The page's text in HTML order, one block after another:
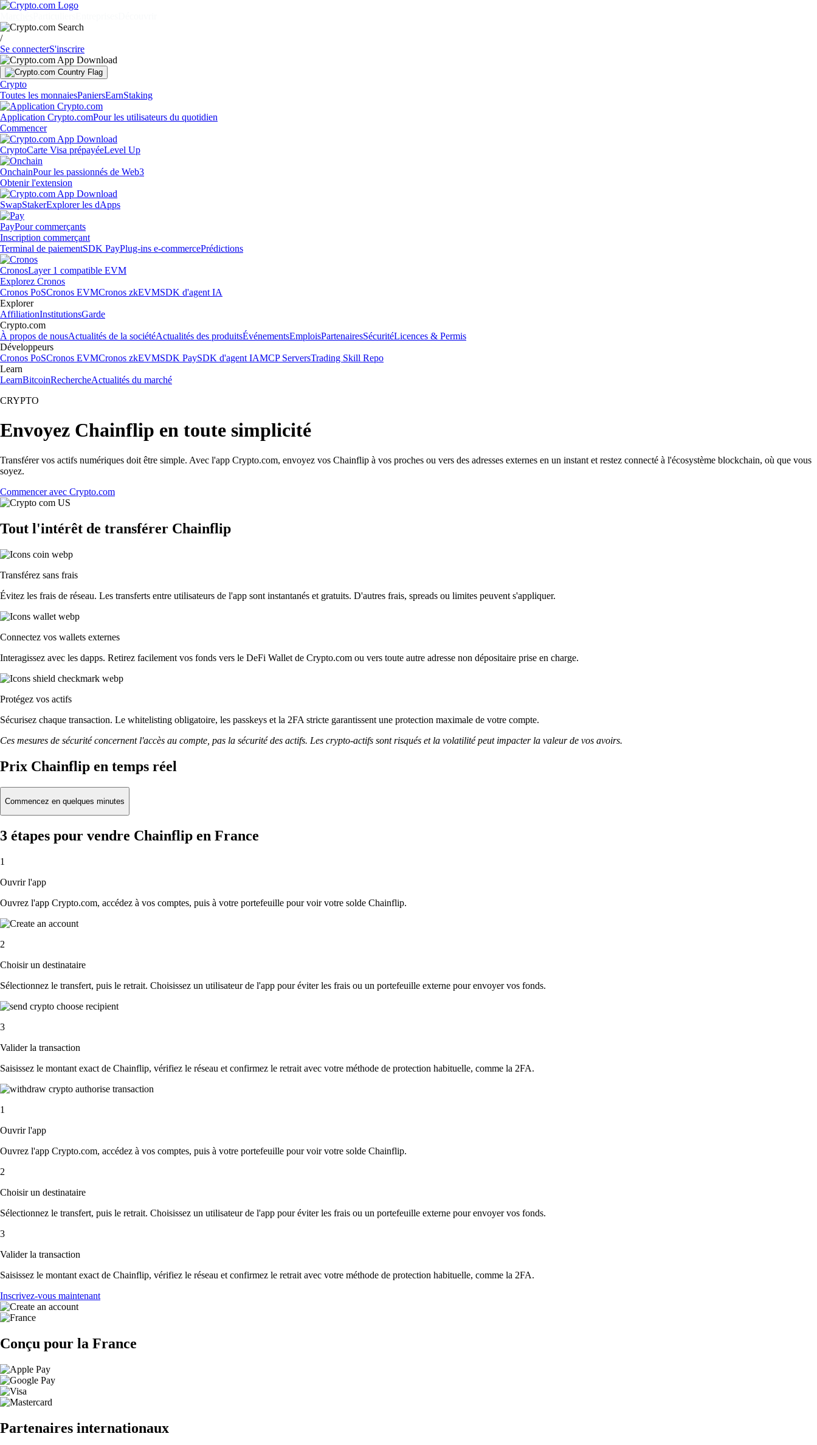
/
Se connecterS'inscrire
Crypto
Toutes les monnaiesPaniersEarnStaking
Application Crypto.comPour les utilisateurs du quotidien
Commencer
CryptoCarte Visa prépayéeLevel Up
OnchainPour les passionnés de Web3
Obtenir l'extension
SwapStakerExplorer les dApps
PayPour commerçants
Inscription commerçant
Terminal de paiementSDK PayPlug-ins e-commercePrédictions
CronosLayer 1 compatible EVM
Explorez Cronos
Cronos PoSCronos EVMCronos zkEVMSDK d'agent IA
Explorer
AffiliationInstitutionsGarde
Crypto.com
À propos de nousActualités de la sociétéActualités des produitsÉvénementsEmploisPartenairesSécuritéLicences & Permis
Développeurs
Cronos PoSCronos EVMCronos zkEVMSDK PaySDK d'agent IAMCP ServersTrading Skill Repo
Learn
LearnBitcoinRechercheActualités du marché
CRYPTO
Envoyez Chainflip en toute simplicité
Transférer vos actifs numériques doit être simple. Avec l'app Crypto.com, envoyez vos Chainflip à vos proches ou vers des adresses externes en un instant et restez connecté à l'écosystème blockchain, où que vous
soyez.
Commencer avec Crypto.com
Tout l'intérêt de transférer Chainflip
Transférez sans frais
Évitez les frais de réseau. Les transferts entre utilisateurs de l'app sont instantanés et gratuits. D'autres frais, spreads ou limites peuvent s'appliquer.
Connectez vos wallets externes
Interagissez avec les dapps. Retirez facilement vos fonds vers le DeFi Wallet de Crypto.com ou vers toute autre adresse non dépositaire prise en charge.
Protégez vos actifs
Sécurisez chaque transaction. Le whitelisting obligatoire, les passkeys et la 2FA stricte garantissent une protection maximale de votre compte.
Ces mesures de sécurité concernent l'accès au compte, pas la sécurité des actifs. Les crypto-actifs sont risqués et la volatilité peut impacter la valeur de vos avoirs.
Prix Chainflip en temps réel
Commencez en quelques minutes
3 étapes pour vendre Chainflip en France
1
Ouvrir l'app
Ouvrez l'app Crypto.com, accédez à vos comptes, puis à votre portefeuille pour voir votre solde Chainflip.
2
Choisir un destinataire
Sélectionnez le transfert, puis le retrait. Choisissez un utilisateur de l'app pour éviter les frais ou un portefeuille externe pour envoyer vos fonds.
3
Valider la transaction
Saisissez le montant exact de Chainflip, vérifiez le réseau et confirmez le retrait avec votre méthode de protection habituelle, comme la 2FA.
1
Ouvrir l'app
Ouvrez l'app Crypto.com, accédez à vos comptes, puis à votre portefeuille pour voir votre solde Chainflip.
2
Choisir un destinataire
Sélectionnez le transfert, puis le retrait. Choisissez un utilisateur de l'app pour éviter les frais ou un portefeuille externe pour envoyer vos fonds.
3
Valider la transaction
Saisissez le montant exact de Chainflip, vérifiez le réseau et confirmez le retrait avec votre méthode de protection habituelle, comme la 2FA.
Inscrivez-vous maintenant
Conçu pour la France
Partenaires internationaux